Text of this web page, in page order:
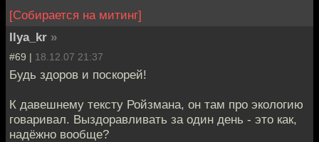
[Собирается на митинг]
Ilya_kr »
#69 | 18.12.07 21:37
Будь здоров и поскорей!
К давешнему тексту Ройзмана, он там про экологию
говаривал. Выздоравливать за один день - это как,
надёжно вообще?